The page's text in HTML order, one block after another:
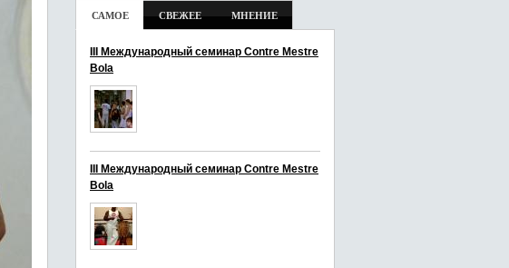
САМОЕ СВЕЖЕЕ МНЕНИЕ
III Международный семинар Contre Mestre
Bola
III Международный семинар Contre Mestre
Bola